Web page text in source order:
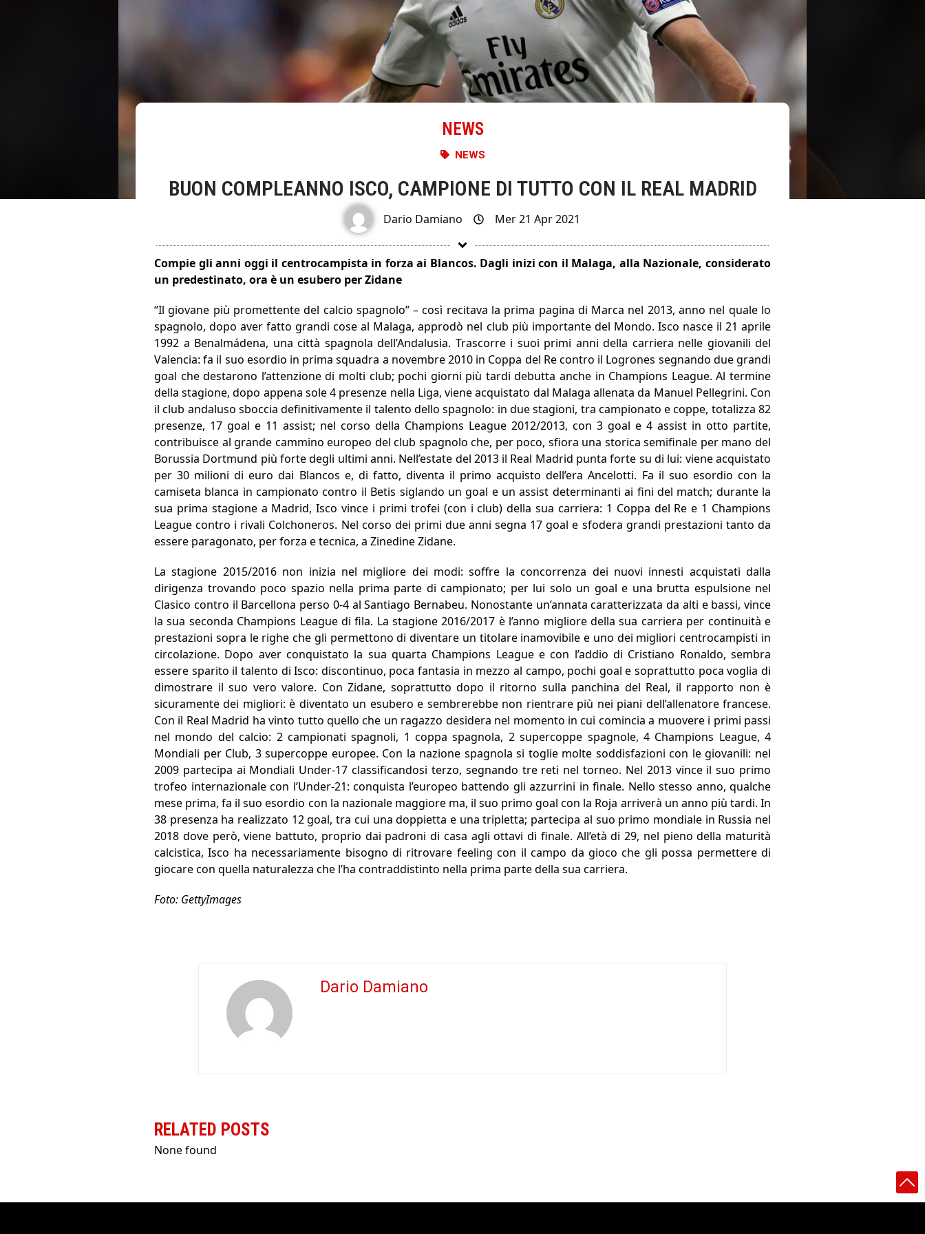
NEWS
NEWS
BUON COMPLEANNO ISCO, CAMPIONE DI TUTTO CON IL REAL MADRID
Dario Damiano Mer 21 Apr 2021
Compie gli anni oggi il centrocampista in forza ai Blancos. Dagli inizi con il Malaga, alla Nazionale, considerato
un predestinato, ora è un esubero per Zidane
“Il giovane più promettente del calcio spagnolo” – così recitava la prima pagina di Marca nel 2013, anno nel quale lo
spagnolo, dopo aver fatto grandi cose al Malaga, approdò nel club più importante del Mondo. Isco nasce il 21 aprile
1992 a Benalmádena, una città spagnola dell’Andalusia. Trascorre i suoi primi anni della carriera nelle giovanili del
Valencia: fa il suo esordio in prima squadra a novembre 2010 in Coppa del Re contro il Logrones segnando due grandi
goal che destarono l’attenzione di molti club; pochi giorni più tardi debutta anche in Champions League. Al termine
della stagione, dopo appena sole 4 presenze nella Liga, viene acquistato dal Malaga allenata da Manuel Pellegrini. Con
il club andaluso sboccia definitivamente il talento dello spagnolo: in due stagioni, tra campionato e coppe, totalizza 82
presenze, 17 goal e 11 assist; nel corso della Champions League 2012/2013, con 3 goal e 4 assist in otto partite,
contribuisce al grande cammino europeo del club spagnolo che, per poco, sfiora una storica semifinale per mano del
Borussia Dortmund più forte degli ultimi anni. Nell’estate del 2013 il Real Madrid punta forte su di lui: viene acquistato
per 30 milioni di euro dai Blancos e, di fatto, diventa il primo acquisto dell’era Ancelotti. Fa il suo esordio con la
camiseta blanca in campionato contro il Betis siglando un goal e un assist determinanti ai fini del match; durante la
sua prima stagione a Madrid, Isco vince i primi trofei (con i club) della sua carriera: 1 Coppa del Re e 1 Champions
League contro i rivali Colchoneros. Nel corso dei primi due anni segna 17 goal e sfodera grandi prestazioni tanto da
essere paragonato, per forza e tecnica, a Zinedine Zidane.
La stagione 2015/2016 non inizia nel migliore dei modi: soffre la concorrenza dei nuovi innesti acquistati dalla
dirigenza trovando poco spazio nella prima parte di campionato; per lui solo un goal e una brutta espulsione nel
Clasico contro il Barcellona perso 0-4 al Santiago Bernabeu. Nonostante un’annata caratterizzata da alti e bassi, vince
la sua seconda Champions League di fila. La stagione 2016/2017 è l’anno migliore della sua carriera per continuità e
prestazioni sopra le righe che gli permettono di diventare un titolare inamovibile e uno dei migliori centrocampisti in
circolazione. Dopo aver conquistato la sua quarta Champions League e con l’addio di Cristiano Ronaldo, sembra
essere sparito il talento di Isco: discontinuo, poca fantasia in mezzo al campo, pochi goal e soprattutto poca voglia di
dimostrare il suo vero valore. Con Zidane, soprattutto dopo il ritorno sulla panchina del Real, il rapporto non è
sicuramente dei migliori: è diventato un esubero e sembrerebbe non rientrare più nei piani dell’allenatore francese.
Con il Real Madrid ha vinto tutto quello che un ragazzo desidera nel momento in cui comincia a muovere i primi passi
nel mondo del calcio: 2 campionati spagnoli, 1 coppa spagnola, 2 supercoppe spagnole, 4 Champions League, 4
Mondiali per Club, 3 supercoppe europee. Con la nazione spagnola si toglie molte soddisfazioni con le giovanili: nel
2009 partecipa ai Mondiali Under-17 classificandosi terzo, segnando tre reti nel torneo. Nel 2013 vince il suo primo
trofeo internazionale con l’Under-21: conquista l’europeo battendo gli azzurrini in finale. Nello stesso anno, qualche
mese prima, fa il suo esordio con la nazionale maggiore ma, il suo primo goal con la Roja arriverà un anno più tardi. In
38 presenza ha realizzato 12 goal, tra cui una doppietta e una tripletta; partecipa al suo primo mondiale in Russia nel
2018 dove però, viene battuto, proprio dai padroni di casa agli ottavi di finale. All’età di 29, nel pieno della maturità
calcistica, Isco ha necessariamente bisogno di ritrovare feeling con il campo da gioco che gli possa permettere di
giocare con quella naturalezza che l’ha contraddistinto nella prima parte della sua carriera.
Foto: GettyImages
Dario Damiano
RELATED POSTS
None found